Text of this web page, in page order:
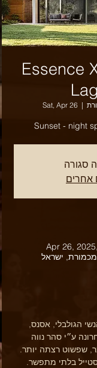
Essence
Sat, Apr 26
  |
Sunset - night
סגורה
אחרים
Apr 26,
ישראל
הגולבלי, אסנס,
ע״י סהר נווה
שפשוט רצתה יותר.
בלתי מתפשר.